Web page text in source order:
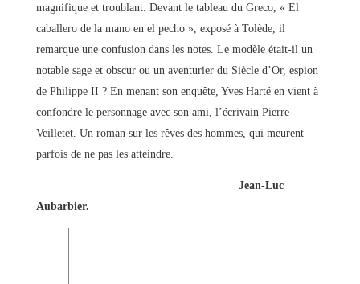
magnifique et troublant. Devant le tableau du Greco, « El
caballero de la mano en el pecho », exposé à Tolède, il
remarque une confusion dans les notes. Le modèle était-il un
notable sage et obscur ou un aventurier du Siècle d’Or, espion
de Philippe II ? En menant son enquête, Yves Harté en vient à
confondre le personnage avec son ami, l’écrivain Pierre
Veilletet. Un roman sur les rêves des hommes, qui meurent
parfois de ne pas les atteindre.
Jean-Luc
Aubarbier.